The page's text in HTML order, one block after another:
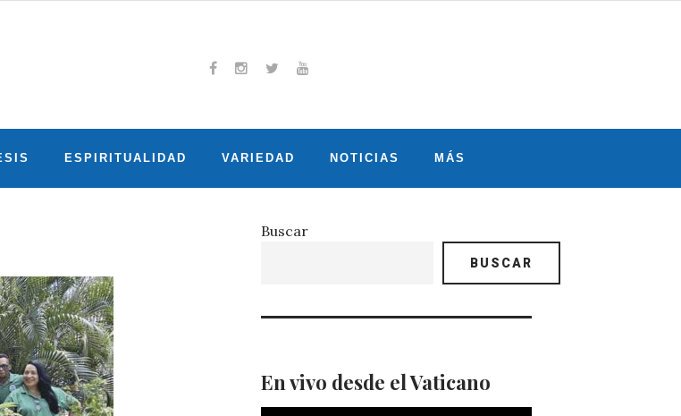
ESPIRITUALIDAD VARIEDAD NOTICIAS MÁS
Buscar
BUSCAR
En vivo desde el Vaticano